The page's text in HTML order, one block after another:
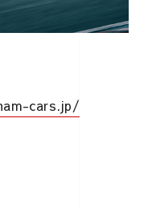
cars.jp/